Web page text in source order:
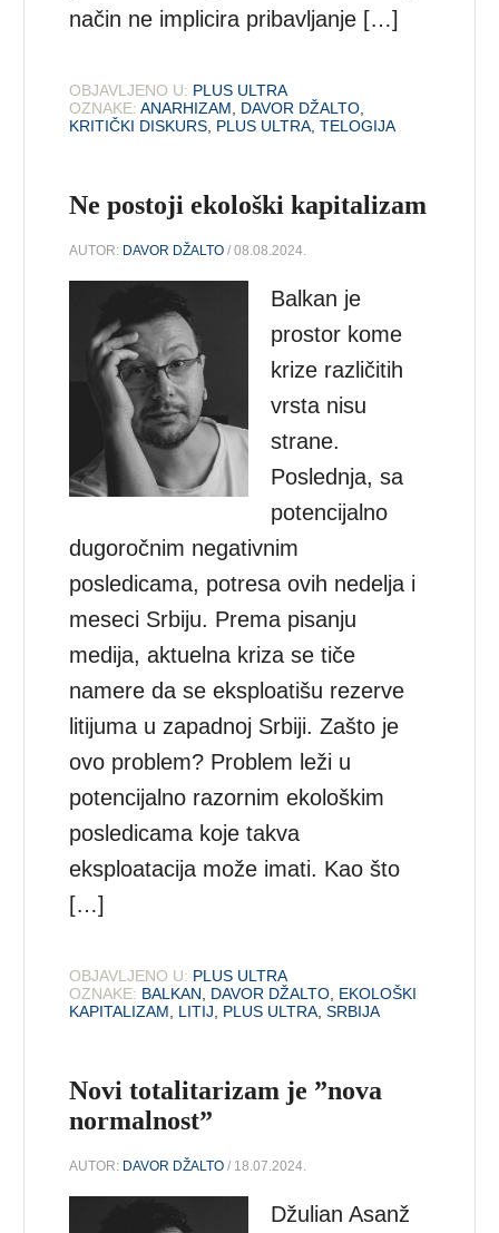
način ne implicira pribavljanje […]
OBJAVLJENO U: PLUS ULTRA
OZNAKE: ANARHIZAM DAVOR DŽALTO
KRITIČKI DISKURS PLUS ULTRA ,TELOGIJA
Ne postoji ekološki kapitalizam
AUTOR: DAVOR DŽALTO / 08.08.2024.
Balkan je
prostor kome
krize različitih
vrsta nisu
strane.
Poslednja, sa
potencijalno
dugoročnim negativnim
posledicama, potresa ovih nedelja i
meseci Srbiju. Prema pisanju
medija, aktuelna kriza se tiče
namere da se eksploatišu rezerve
litijuma u ​​zapadnoj Srbiji. Zašto je
ovo problem? Problem leži u
potencijalno razornim ekološkim
posledicama koje takva
eksploatacija može imati. Kao što
[…]
OBJAVLJENO U: PLUS ULTRA
OZNAKE: BALKAN DAVOR DŽALTO EKOLOŠKI
KAPITALIZAM
LITIJ PLUS ULTRA ,SRBIJA
Novi totalitarizam je ”nova
normalnost”
AUTOR: DAVOR DŽALTO / 18.07.2024.
Džulian Asanž